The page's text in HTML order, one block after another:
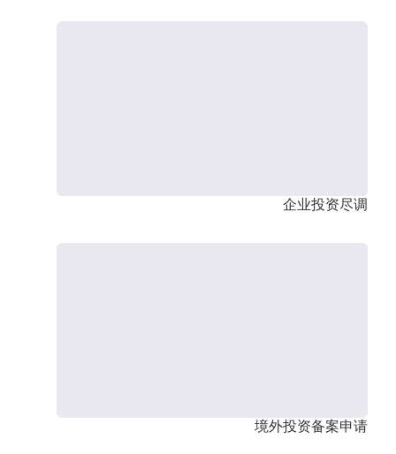
企业投资尽调
境外投资备案申请